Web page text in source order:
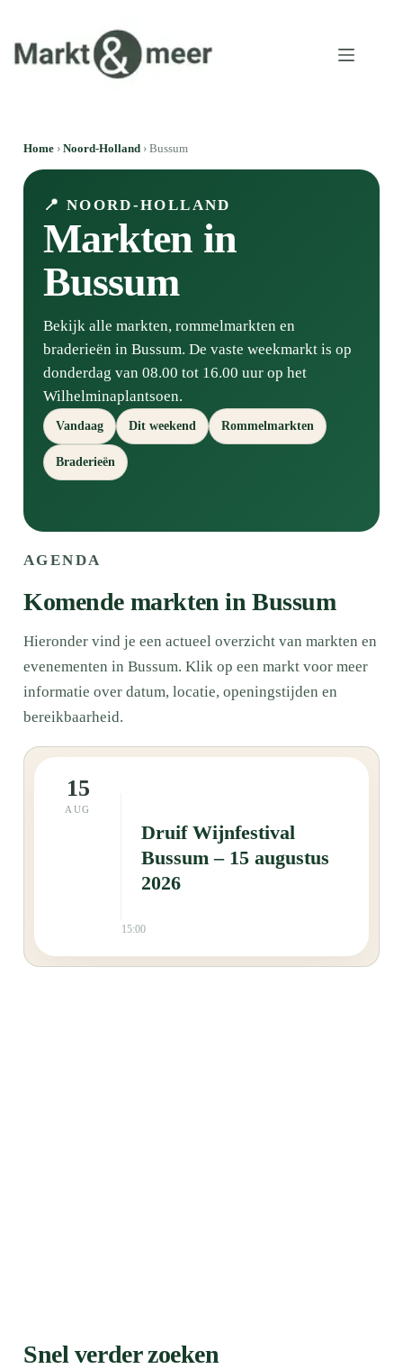
Home › Noord-Holland › Bussum
📍 NOORD-HOLLAND
Markten in
Bussum
Bekijk alle markten, rommelmarkten en
braderieën in Bussum. De vaste weekmarkt is op
donderdag van 08.00 tot 16.00 uur op het
Wilhelminaplantsoen.
Vandaag Dit weekend Rommelmarkten
Braderieën
AGENDA
Komende markten in Bussum
Hieronder vind je een actueel overzicht van markten en
evenementen in Bussum. Klik op een markt voor meer
informatie over datum, locatie, openingstijden en
bereikbaarheid.
15
AUG
Druif Wijnfestival
Bussum – 15 augustus
2026
15:00
Snel verder zoeken